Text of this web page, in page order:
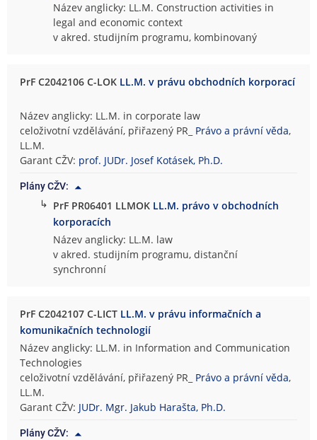
Název anglicky: LL.M. Construction activities in
legal and economic context
v akred. studijním programu, kombinovaný
PrF C2042106 C-LOK LL.M. v právu obchodních korporací
Název anglicky: LL.M. in corporate law
celoživotní vzdělávání, přiřazený PR_ Právo a právní věda,
LL.M.
Garant CŽV: prof. JUDr. Josef Kotásek, Ph.D.
Plány CŽV:
↳ PrF PR06401 LLMOK LL.M. právo v obchodních
korporacích
Název anglicky: LL.M. law
v akred. studijním programu, distanční
synchronní
PrF C2042107 C-LICT LL.M. v právu informačních a
komunikačních technologií
Název anglicky: LL.M. in Information and Communication
Technologies
celoživotní vzdělávání, přiřazený PR_ Právo a právní věda,
LL.M.
Garant CŽV: JUDr. Mgr. Jakub Harašta, Ph.D.
Plány CŽV: